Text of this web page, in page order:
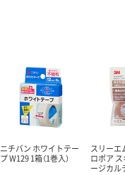
ニチバン ホワイトテー
プ W129 1箱（1巻入）
スリーエ
ロポア
ージカ